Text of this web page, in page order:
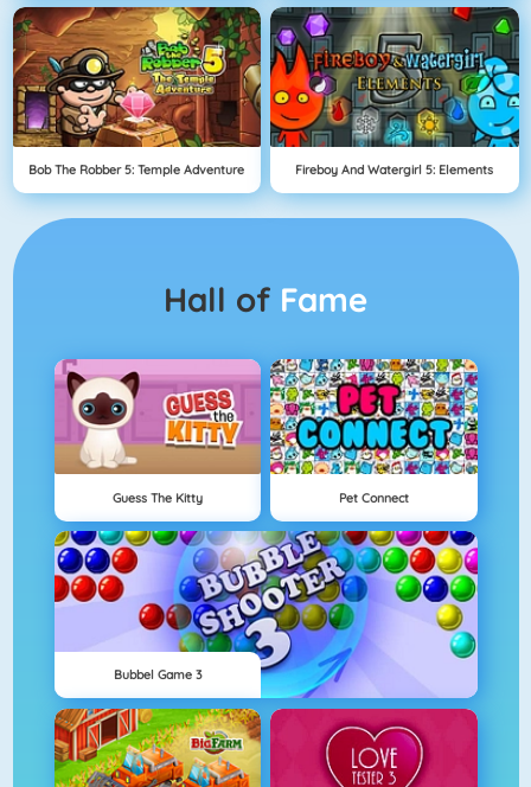
Bob The Robber 5: Temple Adventure Fireboy And Watergirl 5: Elements
Hall of Fame
Guess The Kitty Pet Connect
Bubbel Game 3